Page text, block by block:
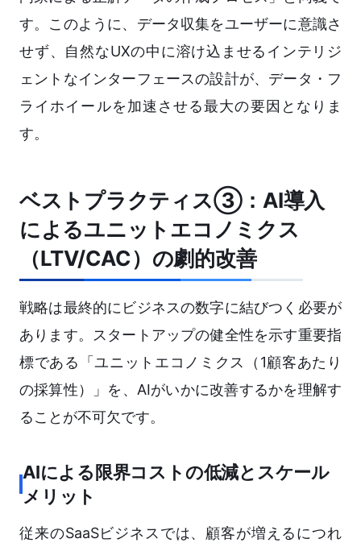
す。このように、データ収集をユーザーに意識さ
せず、自然なUXの中に溶け込ませるインテリジ
ェントなインターフェースの設計が、データ・フ
ライホイールを加速させる最大の要因となりま
す。
ベストプラクティス③：AI導入
によるユニットエコノミクス
（LTV/CAC）の劇的改善
戦略は最終的にビジネスの数字に結びつく必要が
あります。スタートアップの健全性を示す重要指
標である「ユニットエコノミクス（1顧客あたり
の採算性）」を、AIがいかに改善するかを理解す
ることが不可欠です。
AIによる限界コストの低減とスケール
メリット
従来のSaaSビジネスでは、顧客が増えるにつれ